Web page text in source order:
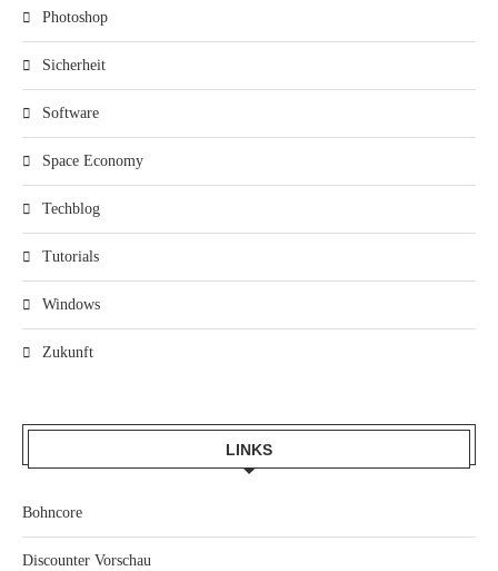
Photoshop
Sicherheit
Software
Space Economy
Techblog
Tutorials
Windows
Zukunft
LINKS
Bohncore
Discounter Vorschau